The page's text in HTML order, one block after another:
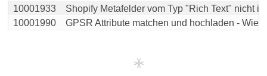
10001933
Shopify Metafelder vom Typ "Rich Text" nicht
10001990
GPSR Attribute matchen und hochladen - Wie